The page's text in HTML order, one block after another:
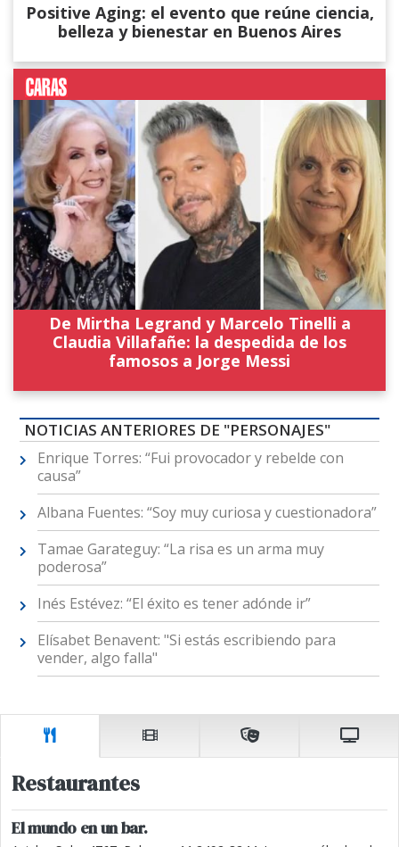
Positive Aging: el evento que reúne ciencia,
belleza y bienestar en Buenos Aires
De Mirtha Legrand y Marcelo Tinelli a
Claudia Villafañe: la despedida de los
famosos a Jorge Messi
NOTICIAS ANTERIORES DE "PERSONAJES"
Enrique Torres: “Fui provocador y rebelde con
causa”
Albana Fuentes: “Soy muy curiosa y cuestionadora”
Tamae Garateguy: “La risa es un arma muy
poderosa”
Inés Estévez: “El éxito es tener adónde ir”
Elísabet Benavent: "Si estás escribiendo para
vender, algo falla"
Restaurantes
El mundo en un bar.